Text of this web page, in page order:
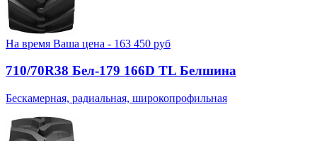
На время Ваша цена - 163 450 руб
710/70R38 Бел-179 166D TL Белшина
Бескамерная, радиальная, широкопрофильная